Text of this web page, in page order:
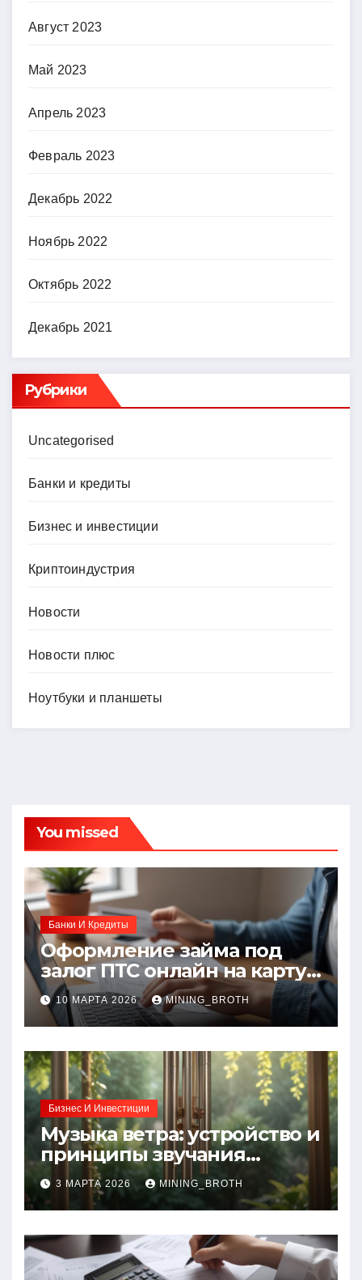
Август 2023
Май 2023
Апрель 2023
Февраль 2023
Декабрь 2022
Ноябрь 2022
Октябрь 2022
Декабрь 2021
Рубрики
Uncategorised
Банки и кредиты
Бизнес и инвестиции
Криптоиндустрия
Новости
Новости плюс
Ноутбуки и планшеты
You missed
Банки И Кредиты
Оформление займа под
залог ПТС онлайн на карту
без визита в офис: порядок,
требования и документы
10 МАРТА 2026 MINING_BROTH
Бизнес И Инвестиции
Музыка ветра: устройство и
принципы звучания
колокольчиков
3 МАРТА 2026 MINING_BROTH